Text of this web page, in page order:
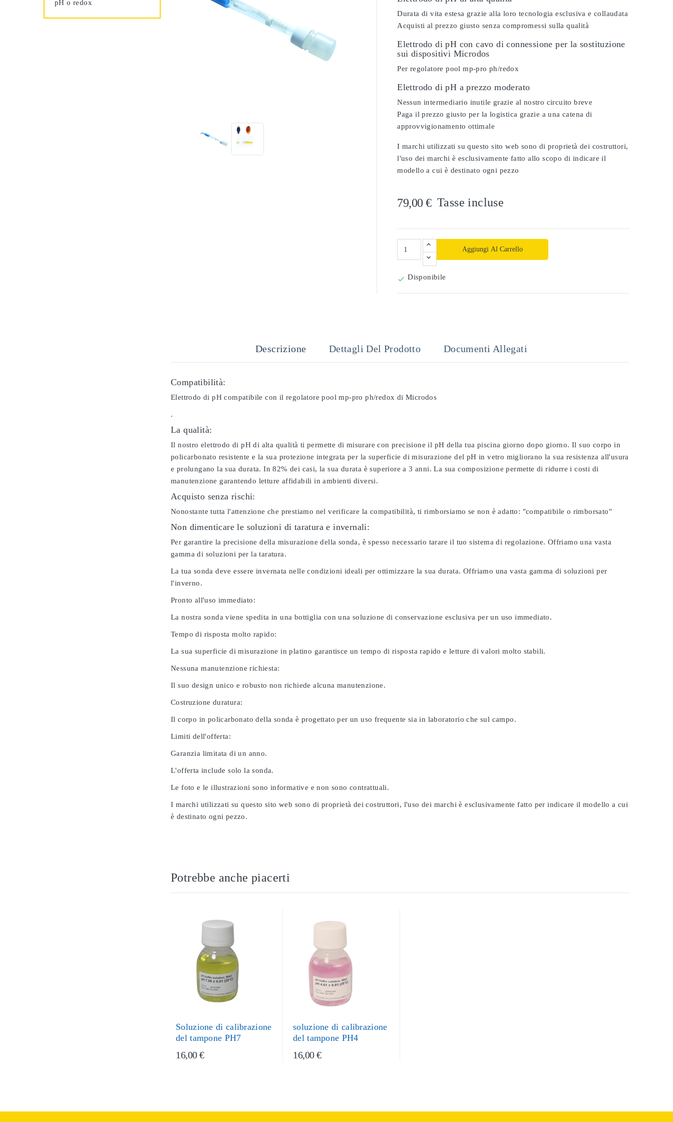
pH o redox
Durata di vita estesa grazie alla loro tecnologia esclusiva e collaudata
Acquisti al prezzo giusto senza compromessi sulla qualità
Elettrodo di pH con cavo di connessione per la sostituzione
sui dispositivi Microdos
Per regolatore pool mp-pro ph/redox
Elettrodo di pH a prezzo moderato
Nessun intermediario inutile grazie al nostro circuito breve
Paga il prezzo giusto per la logistica grazie a una catena di
approvvigionamento ottimale
I marchi utilizzati su questo sito web sono di proprietà dei costruttori,
l'uso dei marchi è esclusivamente fatto allo scopo di indicare il
modello a cui è destinato ogni pezzo
79,00 € Tasse incluse
Aggiungi Al Carrello
 Disponibile
Descrizione Dettagli Del Prodotto Documenti Allegati
Compatibilità:
Elettrodo di pH compatibile con il regolatore pool mp-pro ph/redox di Microdos
.
La qualità:
Il nostro elettrodo di pH di alta qualità ti permette di misurare con precisione il pH della tua piscina giorno dopo giorno. Il suo corpo in
policarbonato resistente e la sua protezione integrata per la superficie di misurazione del pH in vetro migliorano la sua resistenza all'usura
e prolungano la sua durata. In 82% dei casi, la sua durata è superiore a 3 anni. La sua composizione permette di ridurre i costi di
manutenzione garantendo letture affidabili in ambienti diversi.
Acquisto senza rischi:
Nonostante tutta l'attenzione che prestiamo nel verificare la compatibilità, ti rimborsiamo se non è adatto: "compatibile o rimborsato"
Non dimenticare le soluzioni di taratura e invernali:
Per garantire la precisione della misurazione della sonda, è spesso necessario tarare il tuo sistema di regolazione. Offriamo una vasta
gamma di soluzioni per la taratura.
La tua sonda deve essere invernata nelle condizioni ideali per ottimizzare la sua durata. Offriamo una vasta gamma di soluzioni per
l'inverno.
Pronto all'uso immediato:
La nostra sonda viene spedita in una bottiglia con una soluzione di conservazione esclusiva per un uso immediato.
Tempo di risposta molto rapido:
La sua superficie di misurazione in platino garantisce un tempo di risposta rapido e letture di valori molto stabili.
Nessuna manutenzione richiesta:
Il suo design unico e robusto non richiede alcuna manutenzione.
Costruzione duratura:
Il corpo in policarbonato della sonda è progettato per un uso frequente sia in laboratorio che sul campo.
Limiti dell'offerta:
Garanzia limitata di un anno.
L'offerta include solo la sonda.
Le foto e le illustrazioni sono informative e non sono contrattuali.
I marchi utilizzati su questo sito web sono di proprietà dei costruttori, l'uso dei marchi è esclusivamente fatto per indicare il modello a cui
è destinato ogni pezzo.
Potrebbe anche piacerti
Soluzione di calibrazione
del tampone PH7
16,00 €
soluzione di calibrazione
del tampone PH4
16,00 €